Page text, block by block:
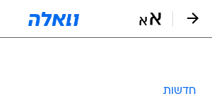
חדשות